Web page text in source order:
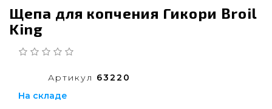
Щепа для копчения Гикори Broil
King
Артикул 63220
На складе